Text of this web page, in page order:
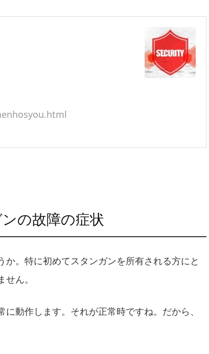
の故障の症状
。特に初めてスタンガンを所有される方にと
ん。
動作します。それが正常時ですね。だから、